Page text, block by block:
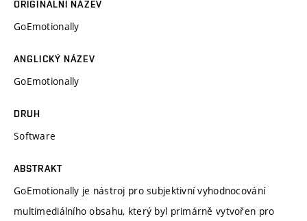
ORIGINÁLNÍ NÁZEV
GoEmotionally
ANGLICKÝ NÁZEV
GoEmotionally
DRUH
Software
ABSTRAKT
GoEmotionally je nástroj pro subjektivní vyhodnocování
multimediálního obsahu, který byl primárně vytvořen pro